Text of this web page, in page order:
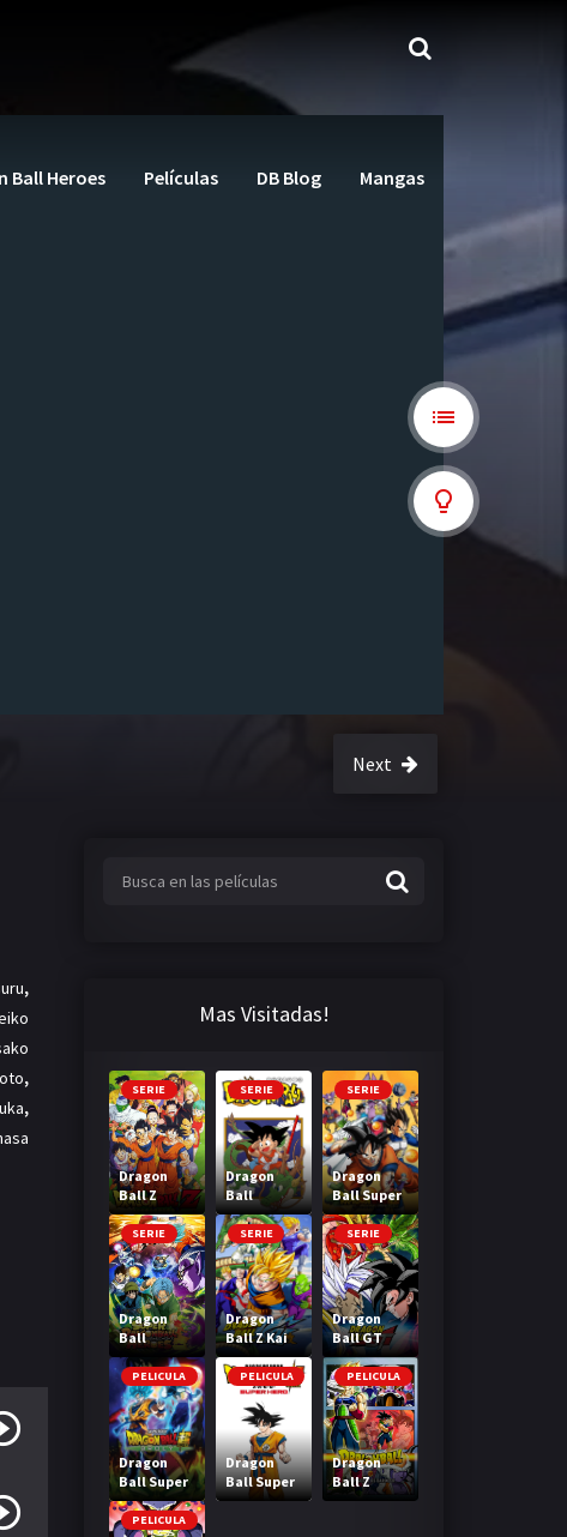
Ball Heroes Películas DB Blog Mangas
Next
,
,
,
Mas Visitadas!
SERIE
Dragon
Ball Z
SERIE
Dragon
Ball
SERIE
Dragon
Ball Super
SERIE
Dragon
Ball
Heroes
SERIE
Dragon
Ball Z Kai
SERIE
Dragon
Ball GT
PELICULA
Dragon
Ball Super
Broly
PELICULA
Dragon
Ball Super
Super Hero
PELICULA
Dragon
Ball Z
Bardock El
PELICULA